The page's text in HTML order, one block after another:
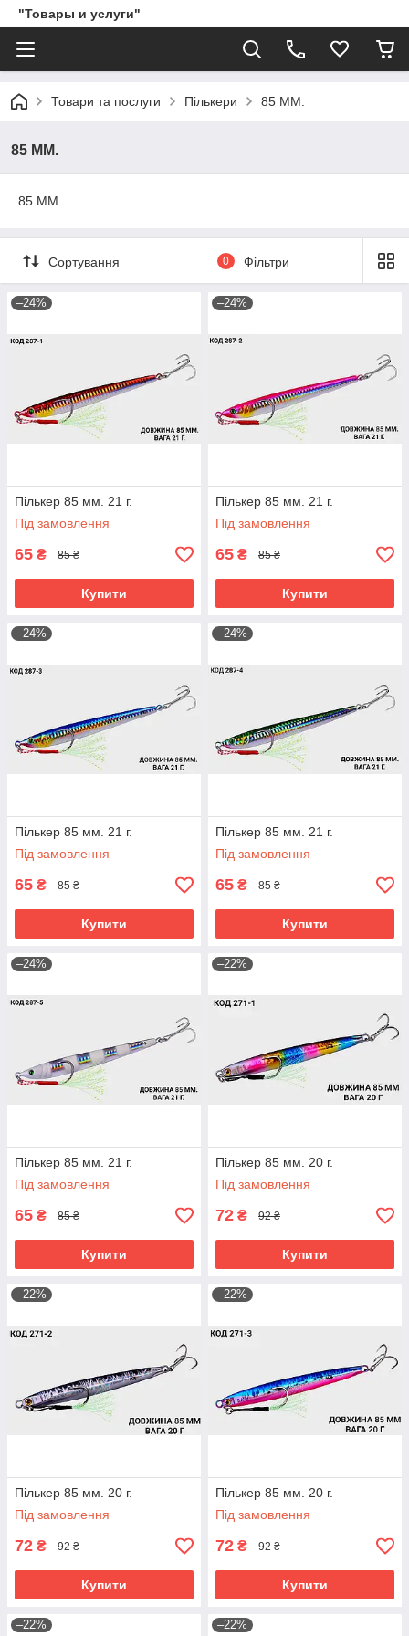
"Товары и услуги"
Товари та послуги Пількери 85 ММ.
85 ММ.
85 ММ.
Сортування 0 Фільтри
–24%
Пількер 85 мм. 21 г.
Під замовлення
65 ₴ 85 ₴
Купити
–24%
Пількер 85 мм. 21 г.
Під замовлення
65 ₴ 85 ₴
Купити
–24%
Пількер 85 мм. 21 г.
Під замовлення
65 ₴ 85 ₴
Купити
–24%
Пількер 85 мм. 21 г.
Під замовлення
65 ₴ 85 ₴
Купити
–24%
Пількер 85 мм. 21 г.
Під замовлення
65 ₴ 85 ₴
Купити
–22%
Пількер 85 мм. 20 г.
Під замовлення
72 ₴ 92 ₴
Купити
–22%
Пількер 85 мм. 20 г.
Під замовлення
72 ₴ 92 ₴
Купити
–22%
Пількер 85 мм. 20 г.
Під замовлення
72 ₴ 92 ₴
Купити
–22% –22%